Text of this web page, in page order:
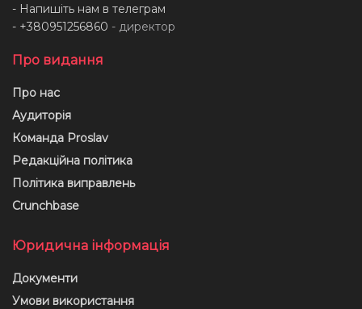
- Напишіть нам в телеграм
- +380951256860 - директор
Про видання
Про нас
Аудиторія
Команда Proslav
Редакційна політика
Політика виправлень
Crunchbase
Юридична інформація
Документи
Умови використання